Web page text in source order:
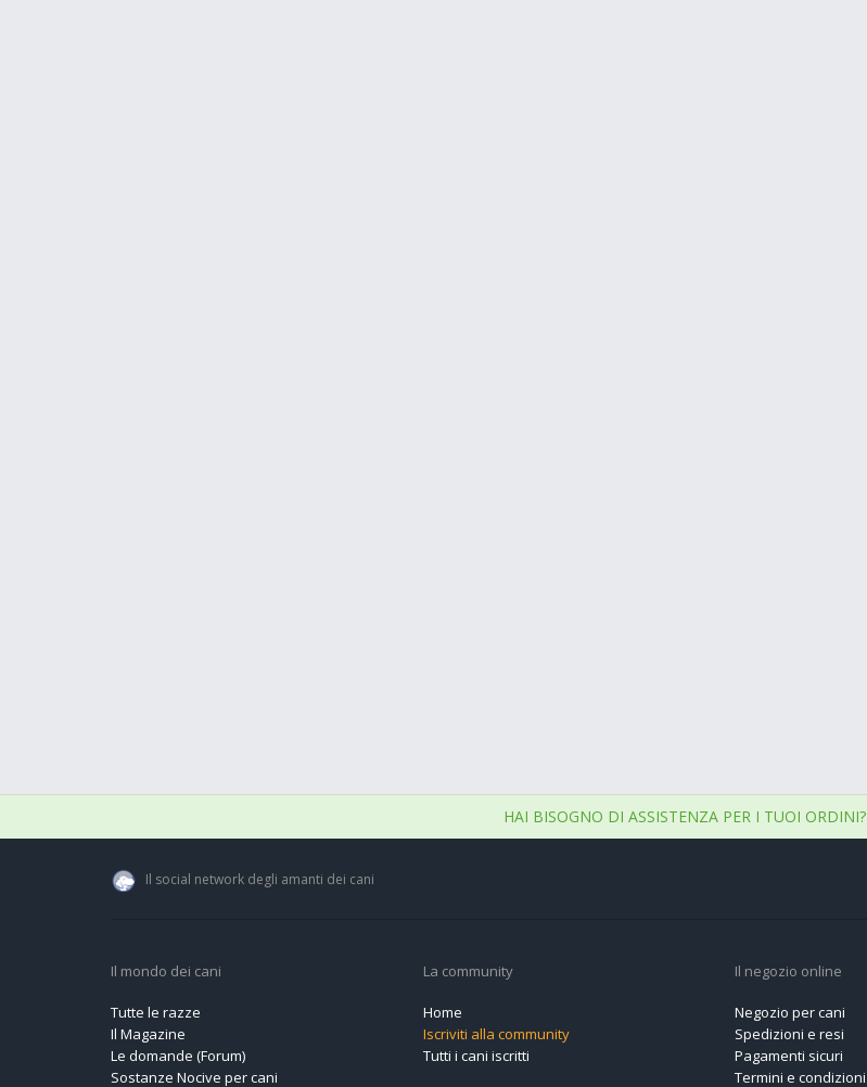
HAI BISOGNO DI ASSISTENZA PER I TUOI ORDINI?
Il social network degli amanti dei cani
Il mondo dei cani
Tutte le razze
Il Magazine
Le domande (Forum)
Sostanze Nocive per cani
La community
Home
Iscriviti alla community
Tutti i cani iscritti
Il negozio online
Negozio per cani
Spedizioni e resi
Pagamenti sicuri
Termini e condizioni